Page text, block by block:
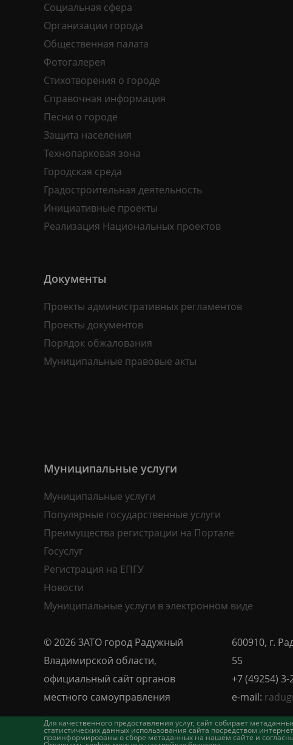
Для качественного предоставления услуг, сайт собирает
статистических данных использования сайта посредством
проинформированы о сборе метаданных на нашем сайте и
Социальная сфера
Организации города
Общественная палата
Фотогалерея
Стихотворения о городе
Справочная информация
Песни о городе
Защита населения
Технопарковая зона
Городская среда
Градостроительная деятельность
Инициативные проекты
Реализация Национальных проектов
Документы
Проекты административных регламентов
Проекты документов
Порядок обжалования
Муниципальные правовые акты
Муниципальные услуги
Муниципальные услуги
Популярные государственные услуги
Преимущества регистрации на Портале
Госуслуг
Регистрация на ЕПГУ
Новости
Муниципальные услуги в электронном виде
© 2026 ЗАТО город Радужный
Владимирской области,
официальный сайт органов
местного самоуправления
600910, г.
55
+7 (49254) 3-
e-mail: